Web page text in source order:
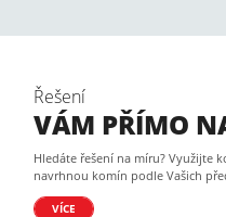
Řešení
VÁM PŘÍMO
Hledáte řešení na míru? Využijte
navrhnou komín podle Vašich
VÍCE